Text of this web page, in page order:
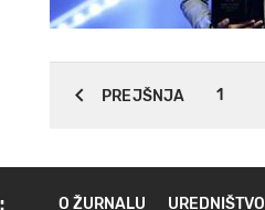
PREJŠNJA 1
O ŽURNALU UREDNIŠTVO